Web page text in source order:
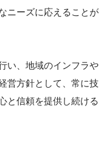
ニーズに応えることが
い、地域のインフラや
営方針として、常に技
と信頼を提供し続ける